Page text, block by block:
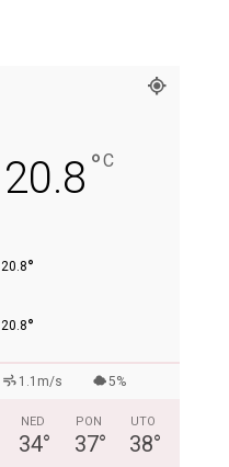
20.8 °C
20.8°
20.8°
1.1m/s 5%
NED
34°
PON
37°
UTO
38°